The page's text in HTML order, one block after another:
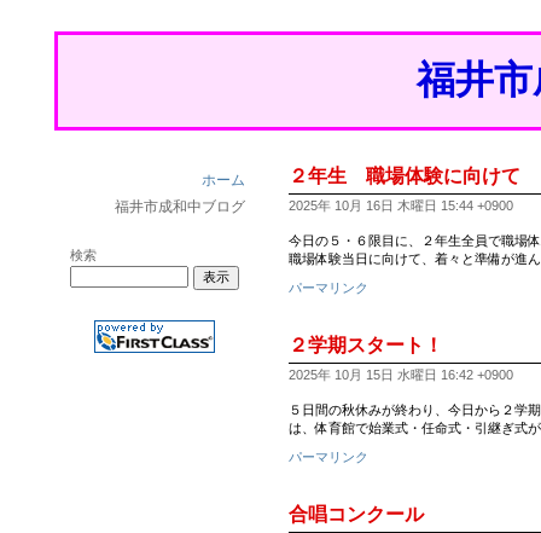
福井
ホーム
福井市成和中ブログ
検索
２年生 職場体験に向けて
2025年 10月 16日 木曜日 15:44 +0900
今日の５・６限目に、２年生全員で職場
職場体験当日に向けて、着々と準備が進
パーマリンク
２学期スタート！
2025年 10月 15日 水曜日 16:42 +0900
５日間の秋休みが終わり、今日から２学
は、体育館で始業式・任命式・引継ぎ式
パーマリンク
合唱コンクール